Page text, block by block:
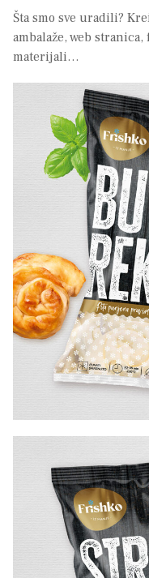
Šta smo sve uradili?
ambalaže, web
materijali…